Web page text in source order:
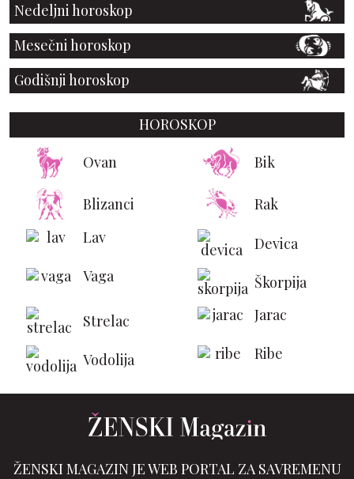
Nedeljni horoskop
Mesečni horoskop
Godišnji horoskop
HOROSKOP
Ovan Bik
Blizanci
Rak
Lav
Devica
Vaga
Škorpija
Strelac Jarac
Vodolija Ribe
ŽENSKI MAGAZIN JE WEB PORTAL ZA SAVREMENU